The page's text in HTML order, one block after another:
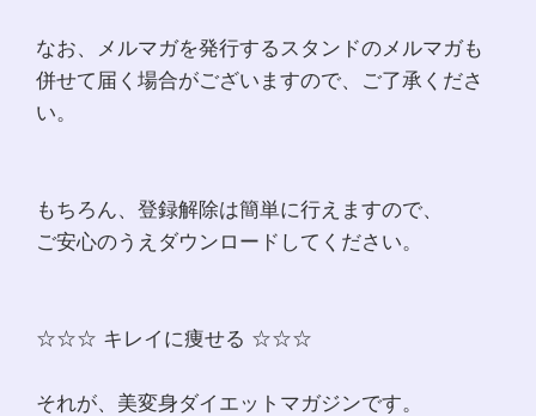
なお、メルマガを発行するスタンドのメルマガも
併せて届く場合がございますので、ご了承くださ
い。
もちろん、登録解除は簡単に行えますので、
ご安心のうえダウンロードしてください。
☆☆☆ キレイに痩せる ☆☆☆
それが、美変身ダイエットマガジンです。